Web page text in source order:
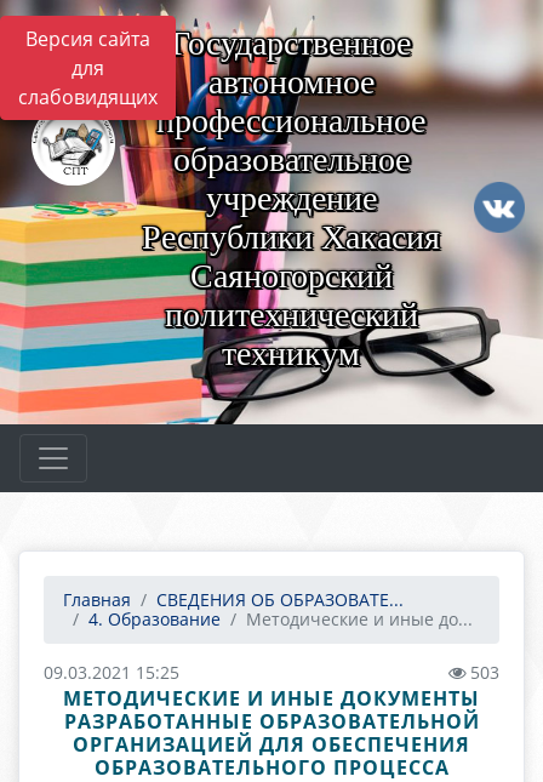
Версия сайта
для
слабовидящих
Государственное
автономное
профессиональное
образовательное
учреждение
Республики Хакасия
Саяногорский
политехнический
техникум
Главная
СВЕДЕНИЯ ОБ ОБРАЗОВАТЕ...
4. Образование
Методические и иные до...
09.03.2021 15:25 503
МЕТОДИЧЕСКИЕ И ИНЫЕ ДОКУМЕНТЫ
РАЗРАБОТАННЫЕ ОБРАЗОВАТЕЛЬНОЙ
ОРГАНИЗАЦИЕЙ ДЛЯ ОБЕСПЕЧЕНИЯ
ОБРАЗОВАТЕЛЬНОГО ПРОЦЕССА